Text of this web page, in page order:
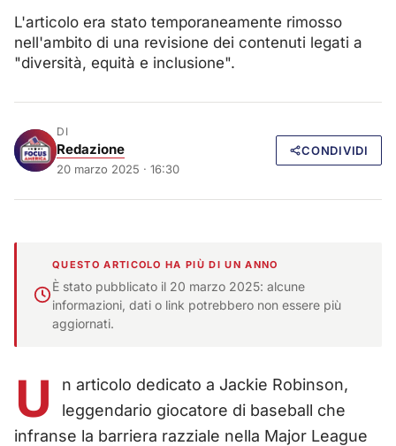
L'articolo era stato temporaneamente rimosso
nell'ambito di una revisione dei contenuti legati a
"diversità, equità e inclusione".
DI
Redazione
20 marzo 2025 · 16:30
CONDIVIDI
QUESTO ARTICOLO HA PIÙ DI UN ANNO
È stato pubblicato il 20 marzo 2025: alcune
informazioni, dati o link potrebbero non essere più
aggiornati.
U
n articolo dedicato a Jackie Robinson,
leggendario giocatore di baseball che
infranse la barriera razziale nella Major League